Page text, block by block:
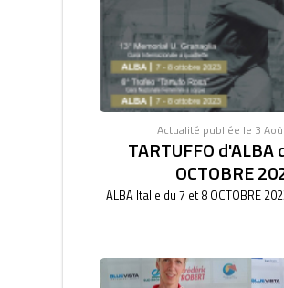
Actualité publiée le 3
TARTUFFO d'ALBA
OCTOBRE
ALBA Italie du 7 et 8 OCTOBRE